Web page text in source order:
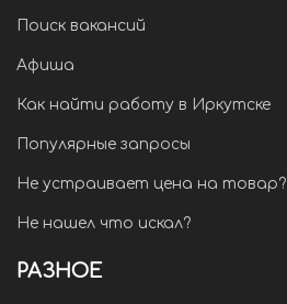
Поиск вакансий
Афиша
Как найти работу в Иркутске
Популярные запросы
Не устраивает цена на товар?
Не нашел что искал?
РАЗНОЕ